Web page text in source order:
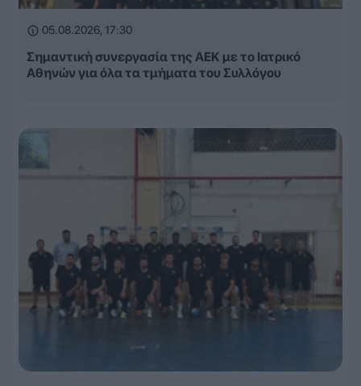
05.08.2026, 17:30
Σημαντική συνεργασία της ΑΕΚ με το Ιατρικό
Αθηνών για όλα τα τμήματα του Συλλόγου